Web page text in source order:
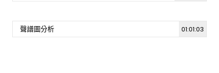
聲譜圖分析 01:01:03